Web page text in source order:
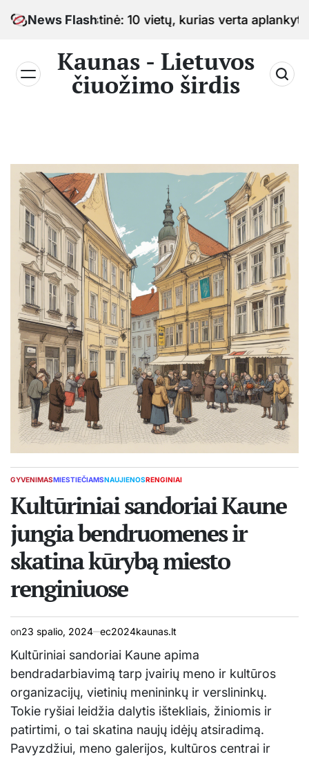
News Flash
sostinė: 10 vietų, kurias verta aplankyti
Kaunas - Lietuvos
čiuožimo širdis
POSTED
GYVENIMASMIESTIEČIAMSNAUJIENOSRENGINIAI
Kultūriniai sandoriai Kaune
jungia bendruomenes ir
skatina kūrybą miesto
renginiuose
on23 spalio, 2024 ec2024kaunas.lt
Kultūriniai sandoriai Kaune apima
bendradarbiavimą tarp įvairių meno ir kultūros
organizacijų, vietinių menininkų ir verslininkų.
Tokie ryšiai leidžia dalytis ištekliais, žiniomis ir
patirtimi, o tai skatina naujų idėjų atsiradimą.
Pavyzdžiui, meno galerijos, kultūros centrai ir